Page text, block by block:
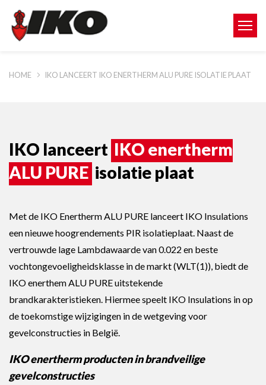
HOME IKO LANCEERT IKO ENERTHERM ALU PURE ISOLATIE PLAAT
IKO lanceert IKO enertherm
ALU PURE isolatie plaat
Met de IKO Enertherm ALU PURE lanceert IKO Insulations
een nieuwe hoogrendements PIR isolatieplaat. Naast de
vertrouwde lage Lambdawaarde van 0.022 en beste
vochtongevoeligheidsklasse in de markt (WLT(1)), biedt de
IKO enerthem ALU PURE uitstekende
brandkarakteristieken. Hiermee speelt IKO Insulations in op
de toekomstige wijzigingen in de wetgeving voor
gevelconstructies in België.
IKO enertherm producten in brandveilige
gevelconstructies